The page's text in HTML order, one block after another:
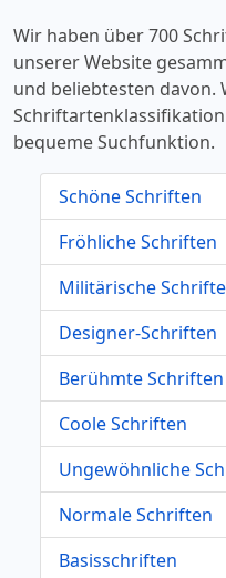
Wir haben über 700
unserer Website
und beliebtesten davon.
bequeme Suchfunktion.
Schöne Schriften
Fröhliche Schriften
Militärische
Designer-Schriften
Berühmte Schriften
Coole Schriften
Ungewöhnliche
Normale Schriften
Basisschriften